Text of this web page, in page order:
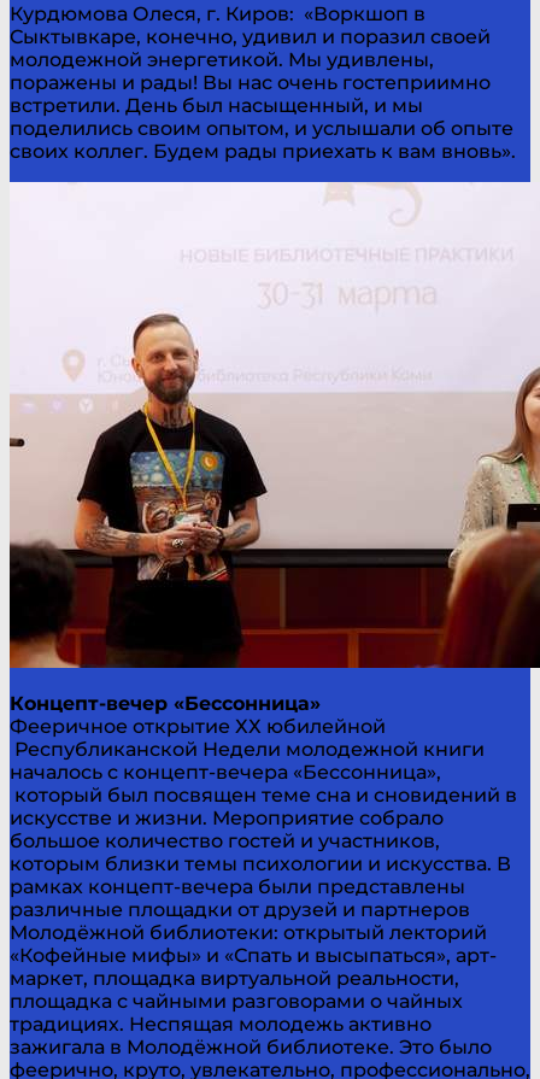
Курдюмова Олеся, г. Киров: «Воркшоп в
Сыктывкаре, конечно, удивил и поразил своей
молодежной энергетикой. Мы удивлены,
поражены и рады! Вы нас очень гостеприимно
встретили. День был насыщенный, и мы
поделились своим опытом, и услышали об опыте
своих коллег. Будем рады приехать к вам вновь».
Концепт-вечер «Бессонница»
Фееричное открытие ХХ юбилейной
Республиканской Недели молодежной книги
началось с концепт-вечера «Бессонница»,
который был посвящен теме сна и сновидений в
искусстве и жизни. Мероприятие собрало
большое количество гостей и участников,
которым близки темы психологии и искусства. В
рамках концепт-вечера были представлены
различные площадки от друзей и партнеров
Молодёжной библиотеки: открытый лекторий
«Кофейные мифы» и «Спать и высыпаться», арт-
маркет, площадка виртуальной реальности,
площадка с чайными разговорами о чайных
традициях. Неспящая молодежь активно
зажигала в Молодёжной библиотеке. Это было
феерично, круто, увлекательно, профессионально,